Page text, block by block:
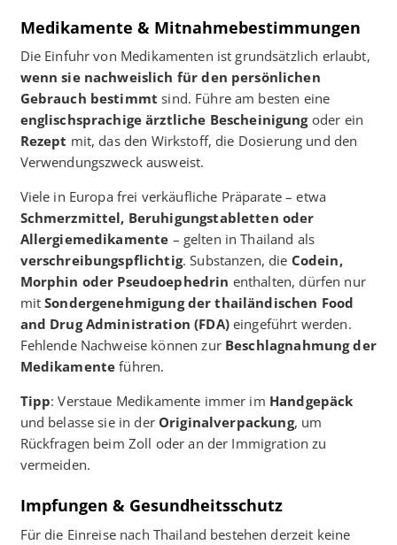
Medikamente & Mitnahmebestimmungen
Die Einfuhr von Medikamenten ist grundsätzlich erlaubt,
wenn sie nachweislich für den persönlichen
Gebrauch bestimmt sind. Führe am besten eine
englischsprachige ärztliche Bescheinigungoder ein
Rezept mit, das den Wirkstoff, die Dosierung und den
Verwendungszweck ausweist.
Viele in Europa frei verkäufliche Präparate – etwa
Schmerzmittel, Beruhigungstabletten oder
Allergiemedikamente – gelten in Thailand als
verschreibungspflichtig. Substanzen, die Codein,
Morphin oder Pseudoephedrin enthalten, dürfen nur
mitSondergenehmigung der thailändischen Food
and Drug Administration (FDA)eingeführt werden.
Fehlende Nachweise können zur Beschlagnahmung der
Medikamente führen.
Tipp: Verstaue Medikamente immer im Handgepäck
und belasse sie in der Originalverpackung, um
Rückfragen beim Zoll oder an der Immigration zu
vermeiden.
Impfungen & Gesundheitsschutz
Für die Einreise nach Thailand bestehen derzeit keine